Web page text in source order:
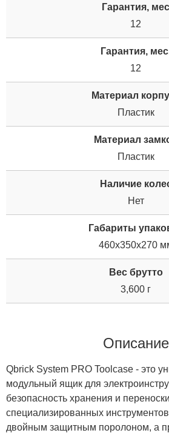
Гарантия, мес
12
Гарантия,
12
Материал
Пластик
Материал
Пластик
Наличие
Нет
Габариты
460x350x270
Вес брутто
3,600 г
Описание
Qbrick System PRO Toolcase - это
модульный ящик для
безопасность хранения и
специализированных
двойным защитным поролоном, а